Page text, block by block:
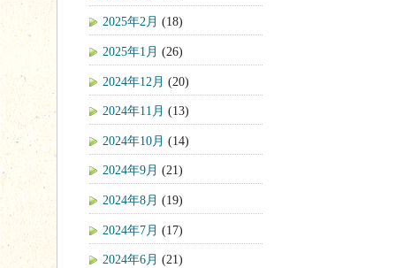
2025年2月 (18)
2025年1月 (26)
2024年12月 (20)
2024年11月 (13)
2024年10月 (14)
2024年9月 (21)
2024年8月 (19)
2024年7月 (17)
2024年6月 (21)